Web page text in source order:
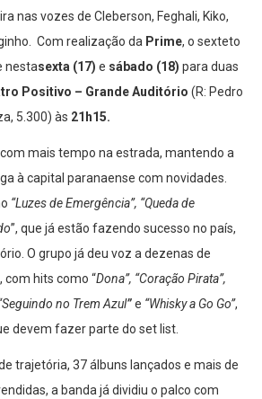
nas vozes de Cleberson, Feghali, Kiko,
Com realização da Prime, o sexteto
nestasexta (17) e sábado (18) para duas
Positivo – Grande Auditório (R: Pedro
5.300) às 21h15.
mais tempo na estrada, mantendo a
à capital paranaense com novidades.
“Luzes de Emergência”, “Queda de
”, que já estão fazendo sucesso no país,
O grupo já deu voz a dezenas de
com hits como “Dona”, “Coração Pirata”,
no Trem Azul”e “Whisky a Go Go”,
devem fazer parte do set list.
trajetória, 37 álbuns lançados e mais de
a banda já dividiu o palco com